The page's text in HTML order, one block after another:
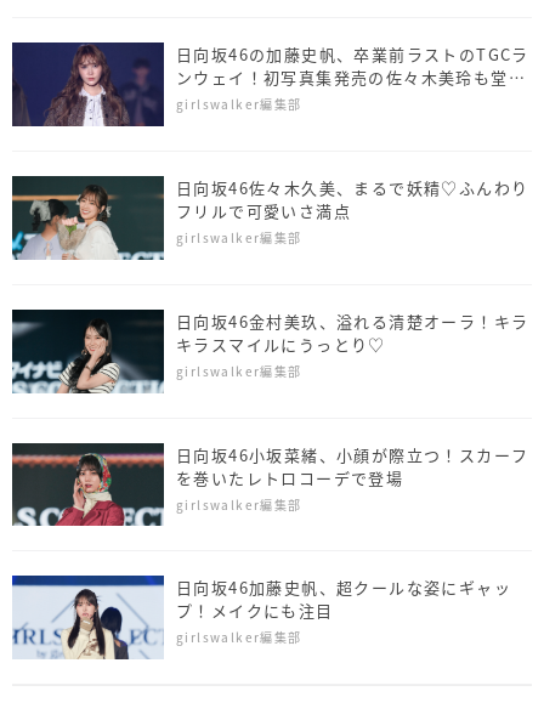
日向坂46の加藤史帆、卒業前ラストのTGCラ
ンウェイ！初写真集発売の佐々木美玲も堂々
ウォーク
girlswalker編集部
日向坂46佐々木久美、まるで妖精♡ふんわり
フリルで可愛いさ満点
girlswalker編集部
日向坂46金村美玖、溢れる清楚オーラ！キラ
キラスマイルにうっとり♡
girlswalker編集部
日向坂46小坂菜緒、小顔が際立つ！スカーフ
を巻いたレトロコーデで登場
girlswalker編集部
日向坂46加藤史帆、超クールな姿にギャッ
プ！メイクにも注目
girlswalker編集部